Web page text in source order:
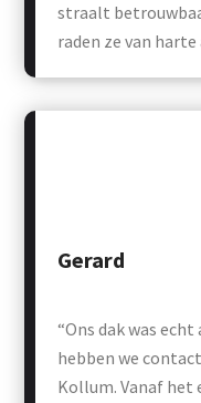
straalt
raden ze van harte
“Ons dak was
hebben we
Kollum. Vanaf
Gerard